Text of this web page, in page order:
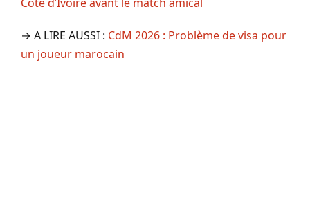
→ A LIRE AUSSI : CdM 2026 : Problème de visa pour
un joueur marocain